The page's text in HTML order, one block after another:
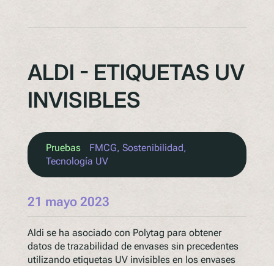
ALDI - ETIQUETAS UV
INVISIBLES
Pruebas FMCG, Sostenibilidad
Tecnología UV
21 mayo 2023
Aldi se ha asociado con Polytag para obtener
datos de trazabilidad de envases sin precedentes
utilizando etiquetas UV invisibles en los envases